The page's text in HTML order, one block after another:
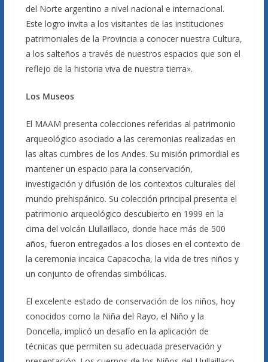
del Norte argentino a nivel nacional e internacional.
Este logro invita a los visitantes de las instituciones
patrimoniales de la Provincia a conocer nuestra Cultura,
a los salteños a través de nuestros espacios que son el
reflejo de la historia viva de nuestra tierra».
Los Museos
El MAAM presenta colecciones referidas al patrimonio
arqueológico asociado a las ceremonias realizadas en
las altas cumbres de los Andes. Su misión primordial es
mantener un espacio para la conservación,
investigación y difusión de los contextos culturales del
mundo prehispánico. Su colección principal presenta el
patrimonio arqueológico descubierto en 1999 en la
cima del volcán Llullaillaco, donde hace más de 500
años, fueron entregados a los dioses en el contexto de
la ceremonia incaica Capacocha, la vida de tres niños y
un conjunto de ofrendas simbólicas.
El excelente estado de conservación de los niños, hoy
conocidos como la Niña del Rayo, el Niño y la
Doncella, implicó un desafío en la aplicación de
técnicas que permiten su adecuada preservación y